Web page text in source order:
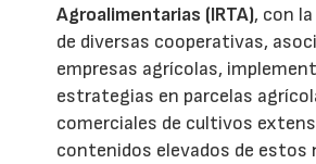
Agroalimentarias (IRTA), con
de diversas cooperativas,
empresas agrícolas,
estrategias en parcelas
comerciales de cultivos
contenidos elevados de